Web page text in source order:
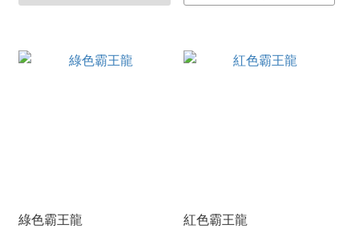
綠色霸王龍 紅色霸王龍